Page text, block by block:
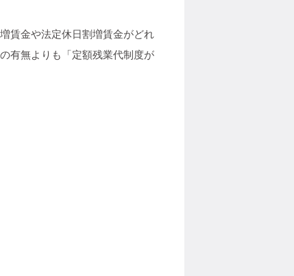
賃金や法定休日割増賃金がどれ
有無よりも「定額残業代制度が